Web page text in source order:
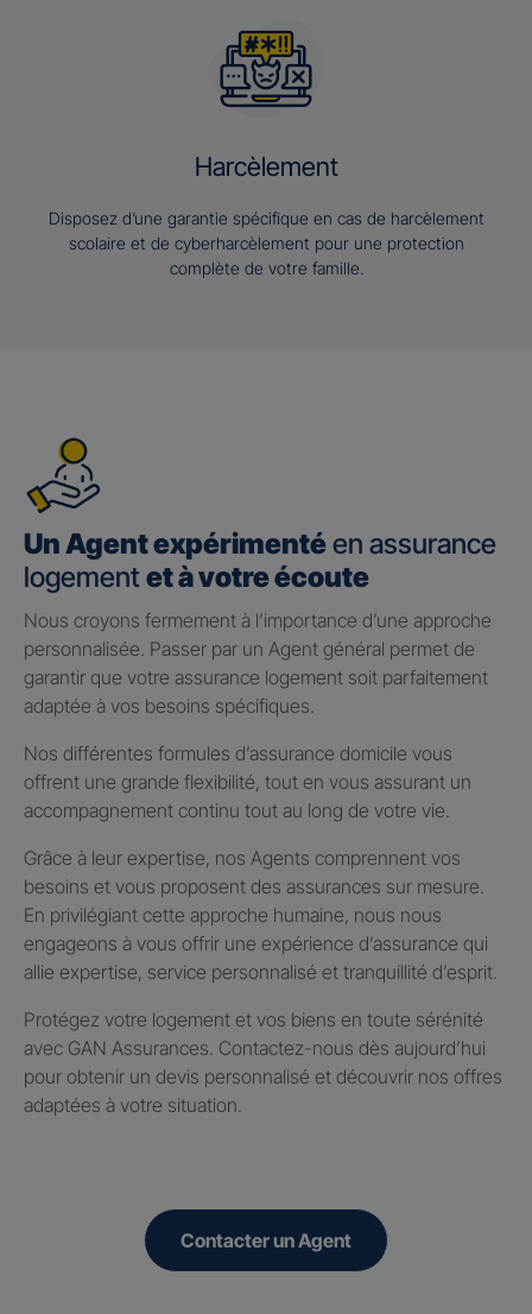
Harcèlement
Disposez d’une garantie spécifique en cas de harcèlement
scolaire et de cyberharcèlement pour une protection
complète de votre famille.
Un Agent expérimentéen assurance
logement et à votre écoute
Nous croyons fermement à l’importance d’une approche
personnalisée. Passer par un Agent général permet de
garantir que votre assurance logement soit parfaitement
adaptée à vos besoins spécifiques.
Nos différentes formules d’assurance domicile vous
offrent une grande flexibilité, tout en vous assurant un
accompagnement continu tout au long de votre vie.
Grâce à leur expertise, nos Agents comprennent vos
besoins et vous proposent des assurances sur mesure.
En privilégiant cette approche humaine, nous nous
engageons à vous offrir une expérience d’assurance qui
allie expertise, service personnalisé et tranquillité d’esprit.
Protégez votre logement et vos biens en toute sérénité
avec GAN Assurances. Contactez-nous dès aujourd’hui
pour obtenir un devis personnalisé et découvrir nos offres
adaptées à votre situation.
Contacter un Agent